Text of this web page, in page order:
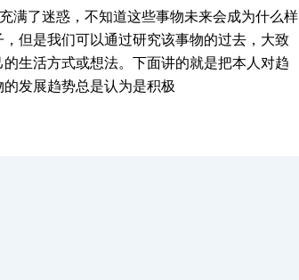
满了迷惑，不知道这些事物未来会成为什么样
但是我们可以通过研究该事物的过去，大致
生活方式或想法。下面讲的就是把本人对趋
发展趋势总是认为是积极